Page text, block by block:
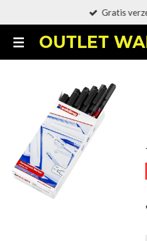
naar
de
OUTLET
Gratis